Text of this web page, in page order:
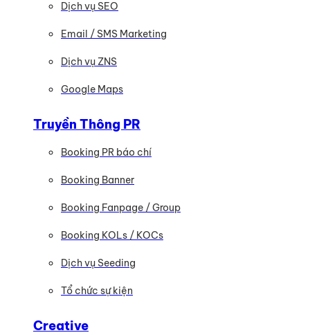
Dịch vụ SEO
Email / SMS Marketing
Dịch vụ ZNS
Google Maps
Truyền Thông PR
Booking PR báo chí
Booking Banner
Booking Fanpage / Group
Booking KOLs / KOCs
Dịch vụ Seeding
Tổ chức sự kiện
Creative